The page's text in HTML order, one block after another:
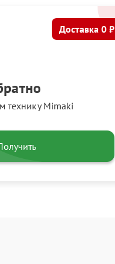
технику Mimaki
Доставка 0 ₽